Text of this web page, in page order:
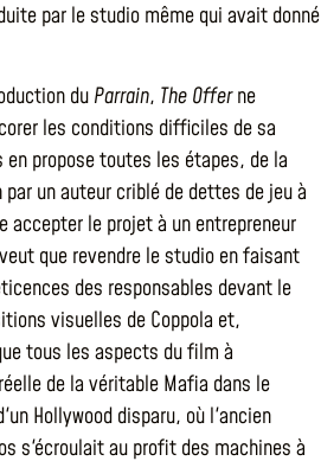
par le studio même qui avait donné
du Parrain, The Offerne
les conditions difficiles de sa
propose toutes les étapes, de la
un auteur criblé de dettes de jeu à
accepter le projet à un entrepreneur
que revendre le studio en faisant
des responsables devant le
visuelles de Coppola et,
tous les aspects du film à
de la véritable Mafia dans le
Hollywood disparu, où l'ancien
s'écroulait au profit des machines à